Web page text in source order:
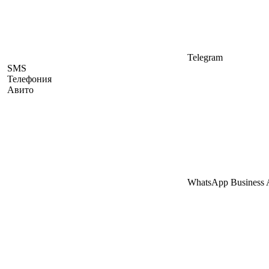
Telegram
SMS
Телефония
Авито
WhatsApp Business